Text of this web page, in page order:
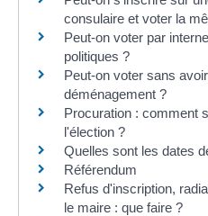
consulaire et voter la
Peut-on voter par
politiques ?
Peut-on voter sans
déménagement ?
Procuration : comment
l'élection ?
Quelles sont les dates
Référendum
Refus d'inscription,
le maire : que faire ?